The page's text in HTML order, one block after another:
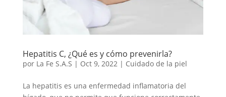
Hepatitis C, ¿Qué es y cómo prevenirla?
por La Fe S.A.S | Oct 9, 2022 | Cuidado de la piel
La hepatitis es una enfermedad inflamatoria del